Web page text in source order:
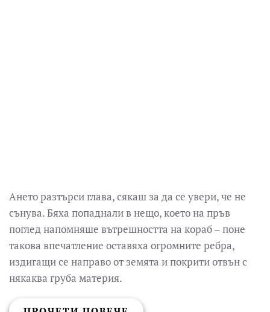
Ането разтърси глава, сякаш за да се увери, че не
сънува. Бяха попаднали в нещо, което на пръв
поглед напомняше вътрешността на кораб – поне
такова впечатление оставяха огромните ребра,
издигащи се направо от земята и покрити отвън с
някаква груба материя.